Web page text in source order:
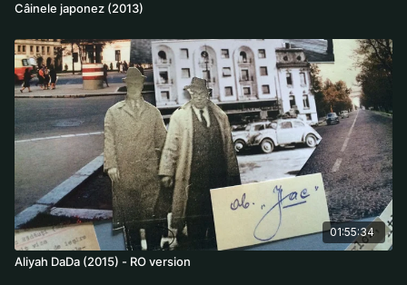
Câinele japonez (2013)
01:55:34
Aliyah DaDa (2015) - RO version